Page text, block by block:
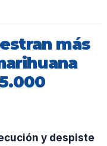
más
y despiste